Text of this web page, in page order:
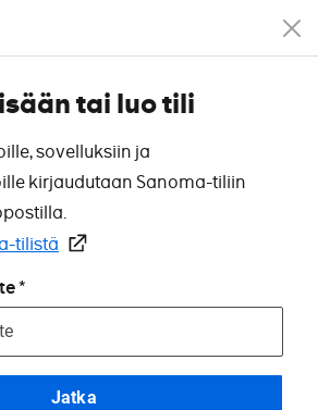
tai luo tili
sovelluksiin ja
kirjaudutaan Sanoma-tiliin
tilistä
Jatka